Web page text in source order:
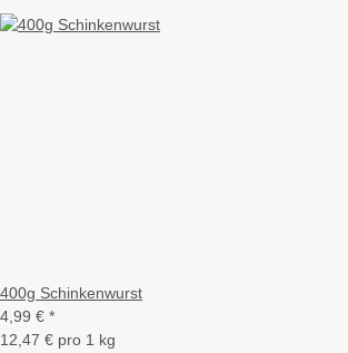
400g Schinkenwurst
4,99 € *
12,47 € pro 1 kg